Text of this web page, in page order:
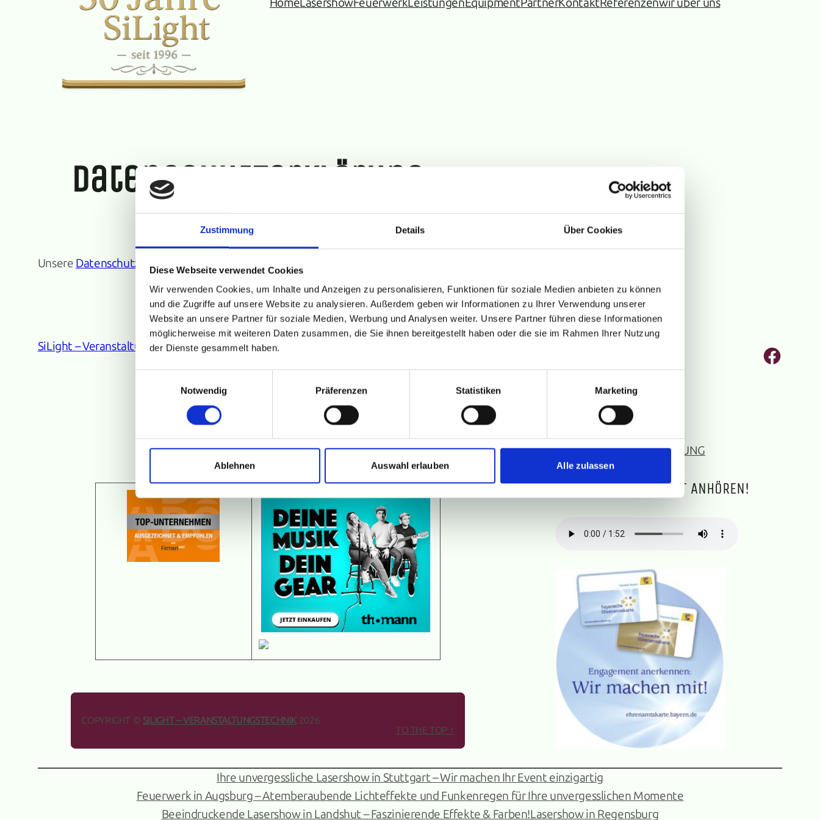
Zustimmung Details Über Cookies
Diese Webseite verwendet Cookies
Wir verwenden Cookies, um Inhalte und Anzeigen zu personalisieren, Funktionen für soziale Medien anbieten zu können
und die Zugriffe auf unsere Website zu analysieren. Außerdem geben wir Informationen zu Ihrer Verwendung unserer
Website an unsere Partner für soziale Medien, Werbung und Analysen weiter. Unsere Partner führen diese Informationen
möglicherweise mit weiteren Daten zusammen, die Sie ihnen bereitgestellt haben oder die sie im Rahmen Ihrer Nutzung
der Dienste gesammelt haben.
Notwendig
Präferenzen Statistiken Marketing
Ablehnen Auswahl erlauben Alle zulassen
SiLight – Veranstaltungstechnik
datenschutzerklärung
Unsere Datenschutzerklärung im PDF-Format.
SiLight – Veranstaltungstechnik
COPYRIGHT © SILIGHT – VERANSTALTUNGSTECHNIK2026
TO THE TOP ↑
sonstiges
DATENSCHUTZERKLÄRUNG
LS-BEISPIELE
DER SILIGHT-SONG – JETZT ANHÖREN!
Ihre unvergessliche Lasershow in Stuttgart – Wir machen Ihr Event einzigartig
Feuerwerk in Augsburg – Atemberaubende Lichteffekte und Funkenregen für Ihre unvergesslichen Momente
Beeindruckende Lasershow in Landshut – Faszinierende Effekte & Farben!Lasershow in Regensburg